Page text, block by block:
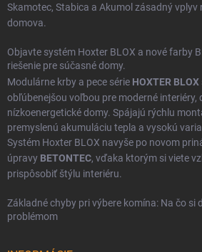
Skamotec, Stabica a Akumol zásadný vplyv
domova.
Objavte systém Hoxter BLOX a nové farby
riešenie pre súčasné domy.
Modulárne krby a pece série HOXTER BLOX
obľúbenejšou voľbou pre moderné interiéry,
nízkoenergetické domy. Spájajú rýchlu
premyslenú akumuláciu tepla a vysokú
Systém Hoxter BLOX navyše po novom
úpravy BETONTEC, vďaka ktorým si viete
prispôsobiť štýlu interiéru.
Základné chyby pri výbere komína: Na čo si
problémom